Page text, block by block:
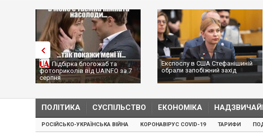
Підбірка блогожаб та
фотоприколів від UAINFO за 7
серпня
Експослу в США Стефанішиній
обрали запобіжний захід
ПОЛІТИКА СУСПІЛЬСТВО ЕКОНОМІКА
РОСІЙСЬКО-УКРАЇНСЬКА ВІЙНА КОРОНАВІРУС COVID-19 ТАРИФИ